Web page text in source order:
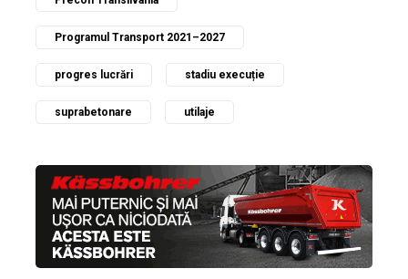
Programul Transport 2021–2027
progres lucrări stadiu execuție
suprabetonare utilaje